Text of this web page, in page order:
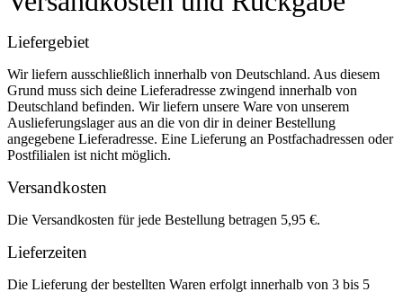
Liefergebiet
Wir liefern ausschließlich innerhalb von Deutschland. Aus diesem
Grund muss sich deine Lieferadresse zwingend innerhalb von
Deutschland befinden. Wir liefern unsere Ware von unserem
Auslieferungslager aus an die von dir in deiner Bestellung
angegebene Lieferadresse. Eine Lieferung an Postfachadressen oder
Postfilialen ist nicht möglich.
Versandkosten
Die Versandkosten für jede Bestellung betragen 5,95 €.
Lieferzeiten
Die Lieferung der bestellten Waren erfolgt innerhalb von 3 bis 5